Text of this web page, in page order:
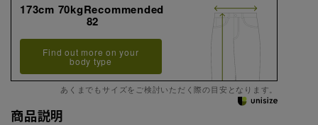
173cm 70kgRecommended
82
Find out more on your
body type
あくまでもサイズをご検討いただく際の目安となります。
商品説明